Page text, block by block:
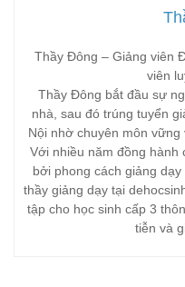
Thầy Đông – Giảng viên
viên
Thầy Đông bắt đầu sự
nhà, sau đó trúng tuyển
Nội nhờ chuyên môn vững
Với nhiều năm đồng hành
bởi phong cách giảng
thầy giảng dạy tại
tập cho học sinh cấp 3
tiễn và